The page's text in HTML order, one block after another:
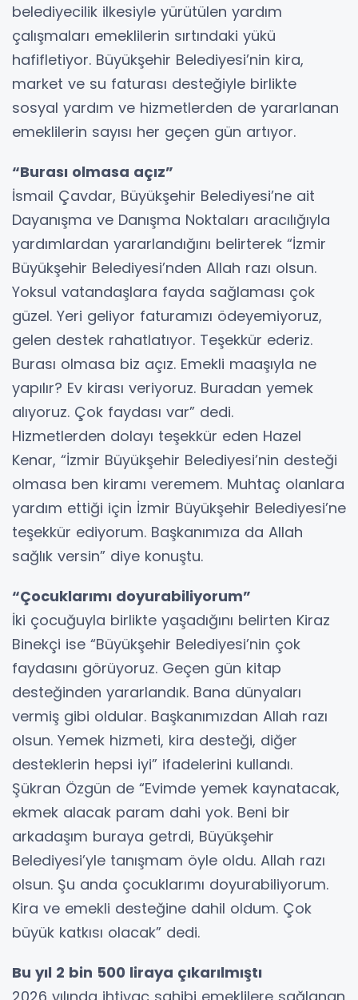
belediyecilik ilkesiyle yürütülen yardım
çalışmaları emeklilerin sırtındaki yükü
hafifletiyor. Büyükşehir Belediyesi’nin kira,
market ve su faturası desteğiyle birlikte
sosyal yardım ve hizmetlerden de yararlanan
emeklilerin sayısı her geçen gün artıyor.
“Burası olmasa açız”
İsmail Çavdar, Büyükşehir Belediyesi’ne ait
Dayanışma ve Danışma Noktaları aracılığıyla
yardımlardan yararlandığını belirterek “İzmir
Büyükşehir Belediyesi’nden Allah razı olsun.
Yoksul vatandaşlara fayda sağlaması çok
güzel. Yeri geliyor faturamızı ödeyemiyoruz,
gelen destek rahatlatıyor. Teşekkür ederiz.
Burası olmasa biz açız. Emekli maaşıyla ne
yapılır? Ev kirası veriyoruz. Buradan yemek
alıyoruz. Çok faydası var” dedi.
Hizmetlerden dolayı teşekkür eden Hazel
Kenar, “İzmir Büyükşehir Belediyesi’nin desteği
olmasa ben kiramı veremem. Muhtaç olanlara
yardım ettiği için İzmir Büyükşehir Belediyesi’ne
teşekkür ediyorum. Başkanımıza da Allah
sağlık versin” diye konuştu.
“Çocuklarımı doyurabiliyorum”
İki çocuğuyla birlikte yaşadığını belirten Kiraz
Binekçi ise “Büyükşehir Belediyesi’nin çok
faydasını görüyoruz. Geçen gün kitap
desteğinden yararlandık. Bana dünyaları
vermiş gibi oldular. Başkanımızdan Allah razı
olsun. Yemek hizmeti, kira desteği, diğer
desteklerin hepsi iyi” ifadelerini kullandı.
Şükran Özgün de “Evimde yemek kaynatacak,
ekmek alacak param dahi yok. Beni bir
arkadaşım buraya getrdi, Büyükşehir
Belediyesi’yle tanışmam öyle oldu. Allah razı
olsun. Şu anda çocuklarımı doyurabiliyorum.
Kira ve emekli desteğine dahil oldum. Çok
büyük katkısı olacak” dedi.
Bu yıl 2 bin 500 liraya çıkarılmıştı